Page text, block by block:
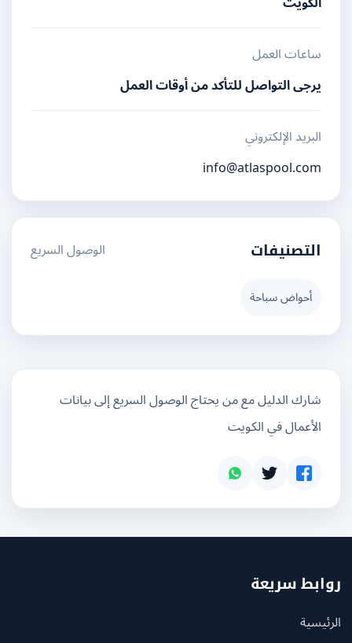
ساعات العمل
يرجى التواصل للتأكد من أوقات العمل
البريد الإلكتروني
info@atlaspool.com
التصنيفات الوصول السريع
أحواض سباحة
شارك الدليل مع من يحتاج الوصول السريع إلى بيانات
الأعمال في الكويت
سريعة